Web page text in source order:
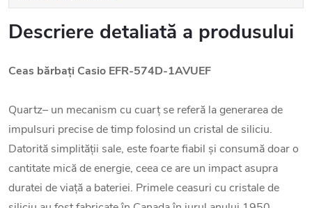
Descriere detaliată a produsului
Ceas bărbați Casio EFR-574D-1AVUEF
Quartz– un mecanism cu cuarț se referă la generarea de
impulsuri precise de timp folosind un cristal de siliciu.
Datorită simplității sale, este foarte fiabil și consumă doar o
cantitate mică de energie, ceea ce are un impact asupra
duratei de viață a bateriei. Primele ceasuri cu cristale de